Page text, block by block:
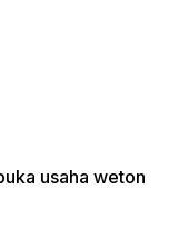
usaha weton